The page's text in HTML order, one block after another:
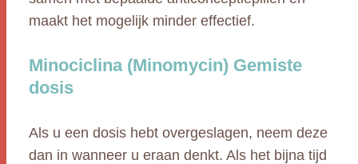
maakt het mogelijk minder effectief.
Minociclina (Minomycin) Gemiste
dosis
Als u een dosis hebt overgeslagen, neem deze
dan in wanneer u eraan denkt. Als het bijna tijd